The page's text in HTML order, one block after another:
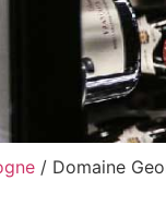
/ Domaine